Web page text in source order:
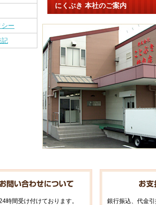
ー
記
にくぶき 本社のご案内
時間受け付けております。
銀行振込、代金